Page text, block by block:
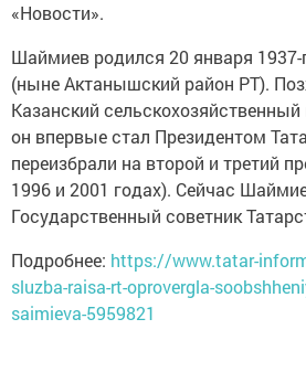
«Новости».
Шаймиев родился 20 января 1937-
(ныне Актанышский район РТ).
Казанский
он впервые стал Президентом
переизбрали на второй и третий
1996 и 2001 годах). Сейчас
Государственный советник
Подробнее: https://www.tatar-
sluzba-raisa-rt-oprovergla-
saimieva-5959821